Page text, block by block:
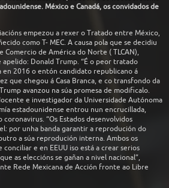
México e Canadá, os convidados de
empezou a rexer o Tratado entre México,
como T- MEC. A causa pola que se decidiu
de América do Norte ( TLCAN),
Donald Trump. “É o peor tratado
en 2016 o entón candidato republicano á
que chegou á Casa Branca, e co transfondo da
avanzou na súa promesa de modificalo.
e investigador da Universidade Autónoma
estadounidense entrou nun encrucillada,
“Os Estados desenvolvidos
por unha banda garantir a reprodución do
a súa reprodución interna. Ambos os
e en EEUU iso está a crear serios
as eleccións se gañan a nivel nacional”,
Rede Mexicana de Acción fronte ao Libre